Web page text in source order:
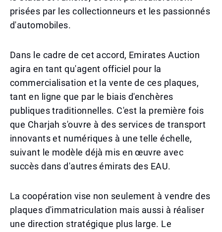
prisées par les collectionneurs et les passionnés
d'automobiles.
Dans le cadre de cet accord, Emirates Auction
agira en tant qu'agent officiel pour la
commercialisation et la vente de ces plaques,
tant en ligne que par le biais d'enchères
publiques traditionnelles. C'est la première fois
que Charjah s'ouvre à des services de transport
innovants et numériques à une telle échelle,
suivant le modèle déjà mis en œuvre avec
succès dans d'autres émirats des EAU.
La coopération vise non seulement à vendre des
plaques d'immatriculation mais aussi à réaliser
une direction stratégique plus large. Le